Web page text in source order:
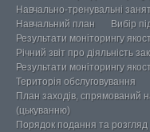
Навчально-тренувальні
Навчальний план
Вибір
Результати моніторингу
Річний звіт про діяльність
Результати моніторингу
Територія обслуговування
План заходів, спрямований
(цькуванню)
Порядок подання та розгляд